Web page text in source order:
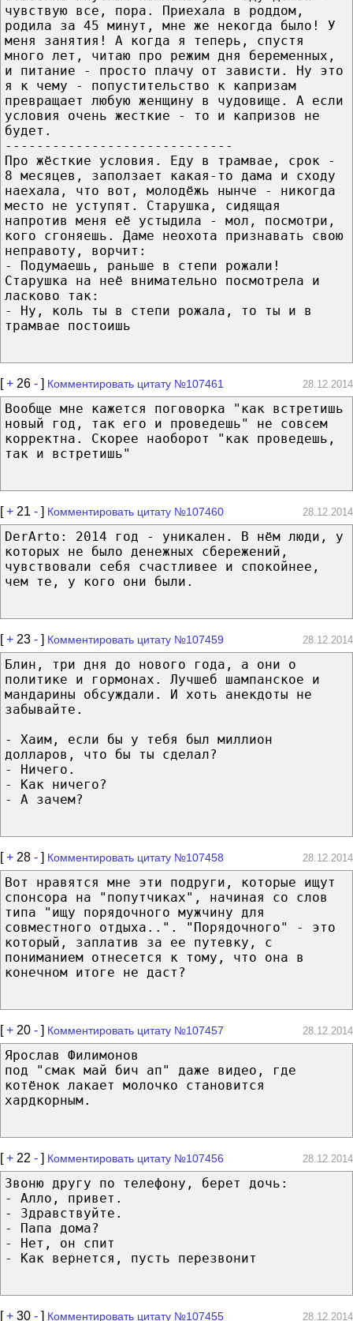
чувствую все, пора. Приехала в роддом,
родила за 45 минут, мне же некогда было! У
меня занятия! А когда я теперь, спустя
много лет, читаю про режим дня беременных,
и питание - просто плачу от зависти. Ну это
я к чему - попустительство к капризам
превращает любую женщину в чудовище. А если
условия очень жесткие - то и капризов не
будет.
-----------------------------
Про жёсткие условия. Еду в трамвае, срок -
8 месяцев, заползает какая-то дама и сходу
наехала, что вот, молодёжь нынче - никогда
место не уступят. Старушка, сидящая
напротив меня её устыдила - мол, посмотри,
кого сгоняешь. Даме неохота признавать свою
неправоту, ворчит:
- Подумаешь, раньше в степи рожали!
Старушка на неё внимательно посмотрела и
ласково так:
- Ну, коль ты в степи рожала, то ты и в
трамвае постоишь
[+ 26 - ] Комментировать цитату №107461 28.12.2014
Вообще мне кажется поговорка "как встретишь
новый год, так его и проведешь" не совсем
корректна. Скорее наоборот "как проведешь,
так и встретишь"
[+ 21 - ] Комментировать цитату №107460 28.12.2014
DerArto: 2014 год - уникален. В нём люди, у
которых не было денежных сбережений,
чувствовали себя счастливее и спокойнее,
чем те, у кого они были.
[+ 23 - ] Комментировать цитату №107459 28.12.2014
Блин, три дня до нового года, а они о
политике и гормонах. Лучшеб шампанское и
мандарины обсуждали. И хоть анекдоты не
забывайте.
- Хаим, если бы у тебя был миллион
долларов, что бы ты сделал?
- Ничего.
- Как ничего?
- А зачем?
[+ 28 - ] Комментировать цитату №107458 28.12.2014
Вот нравятся мне эти подруги, которые ищут
спонсора на "попутчиках", начиная со слов
типа "ищу порядочного мужчину для
совместного отдыха..". "Порядочного" - это
который, заплатив за ее путевку, с
пониманием отнесется к тому, что она в
конечном итоге не даст?
[+ 20 - ] Комментировать цитату №107457 28.12.2014
Ярослав Филимонов
под "смак май бич ап" даже видео, где
котёнок лакает молочко становится
хардкорным.
[+ 22 - ] Комментировать цитату №107456 28.12.2014
Звоню другу по телефону, берет дочь:
- Алло, привет.
- Здравствуйте.
- Папа дома?
- Нет, он спит
- Как вернется, пусть перезвонит
[+ 30 - ] Комментировать цитату №107455 28.12.2014